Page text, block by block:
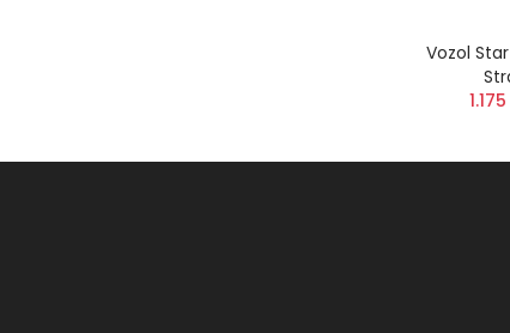
Vozol